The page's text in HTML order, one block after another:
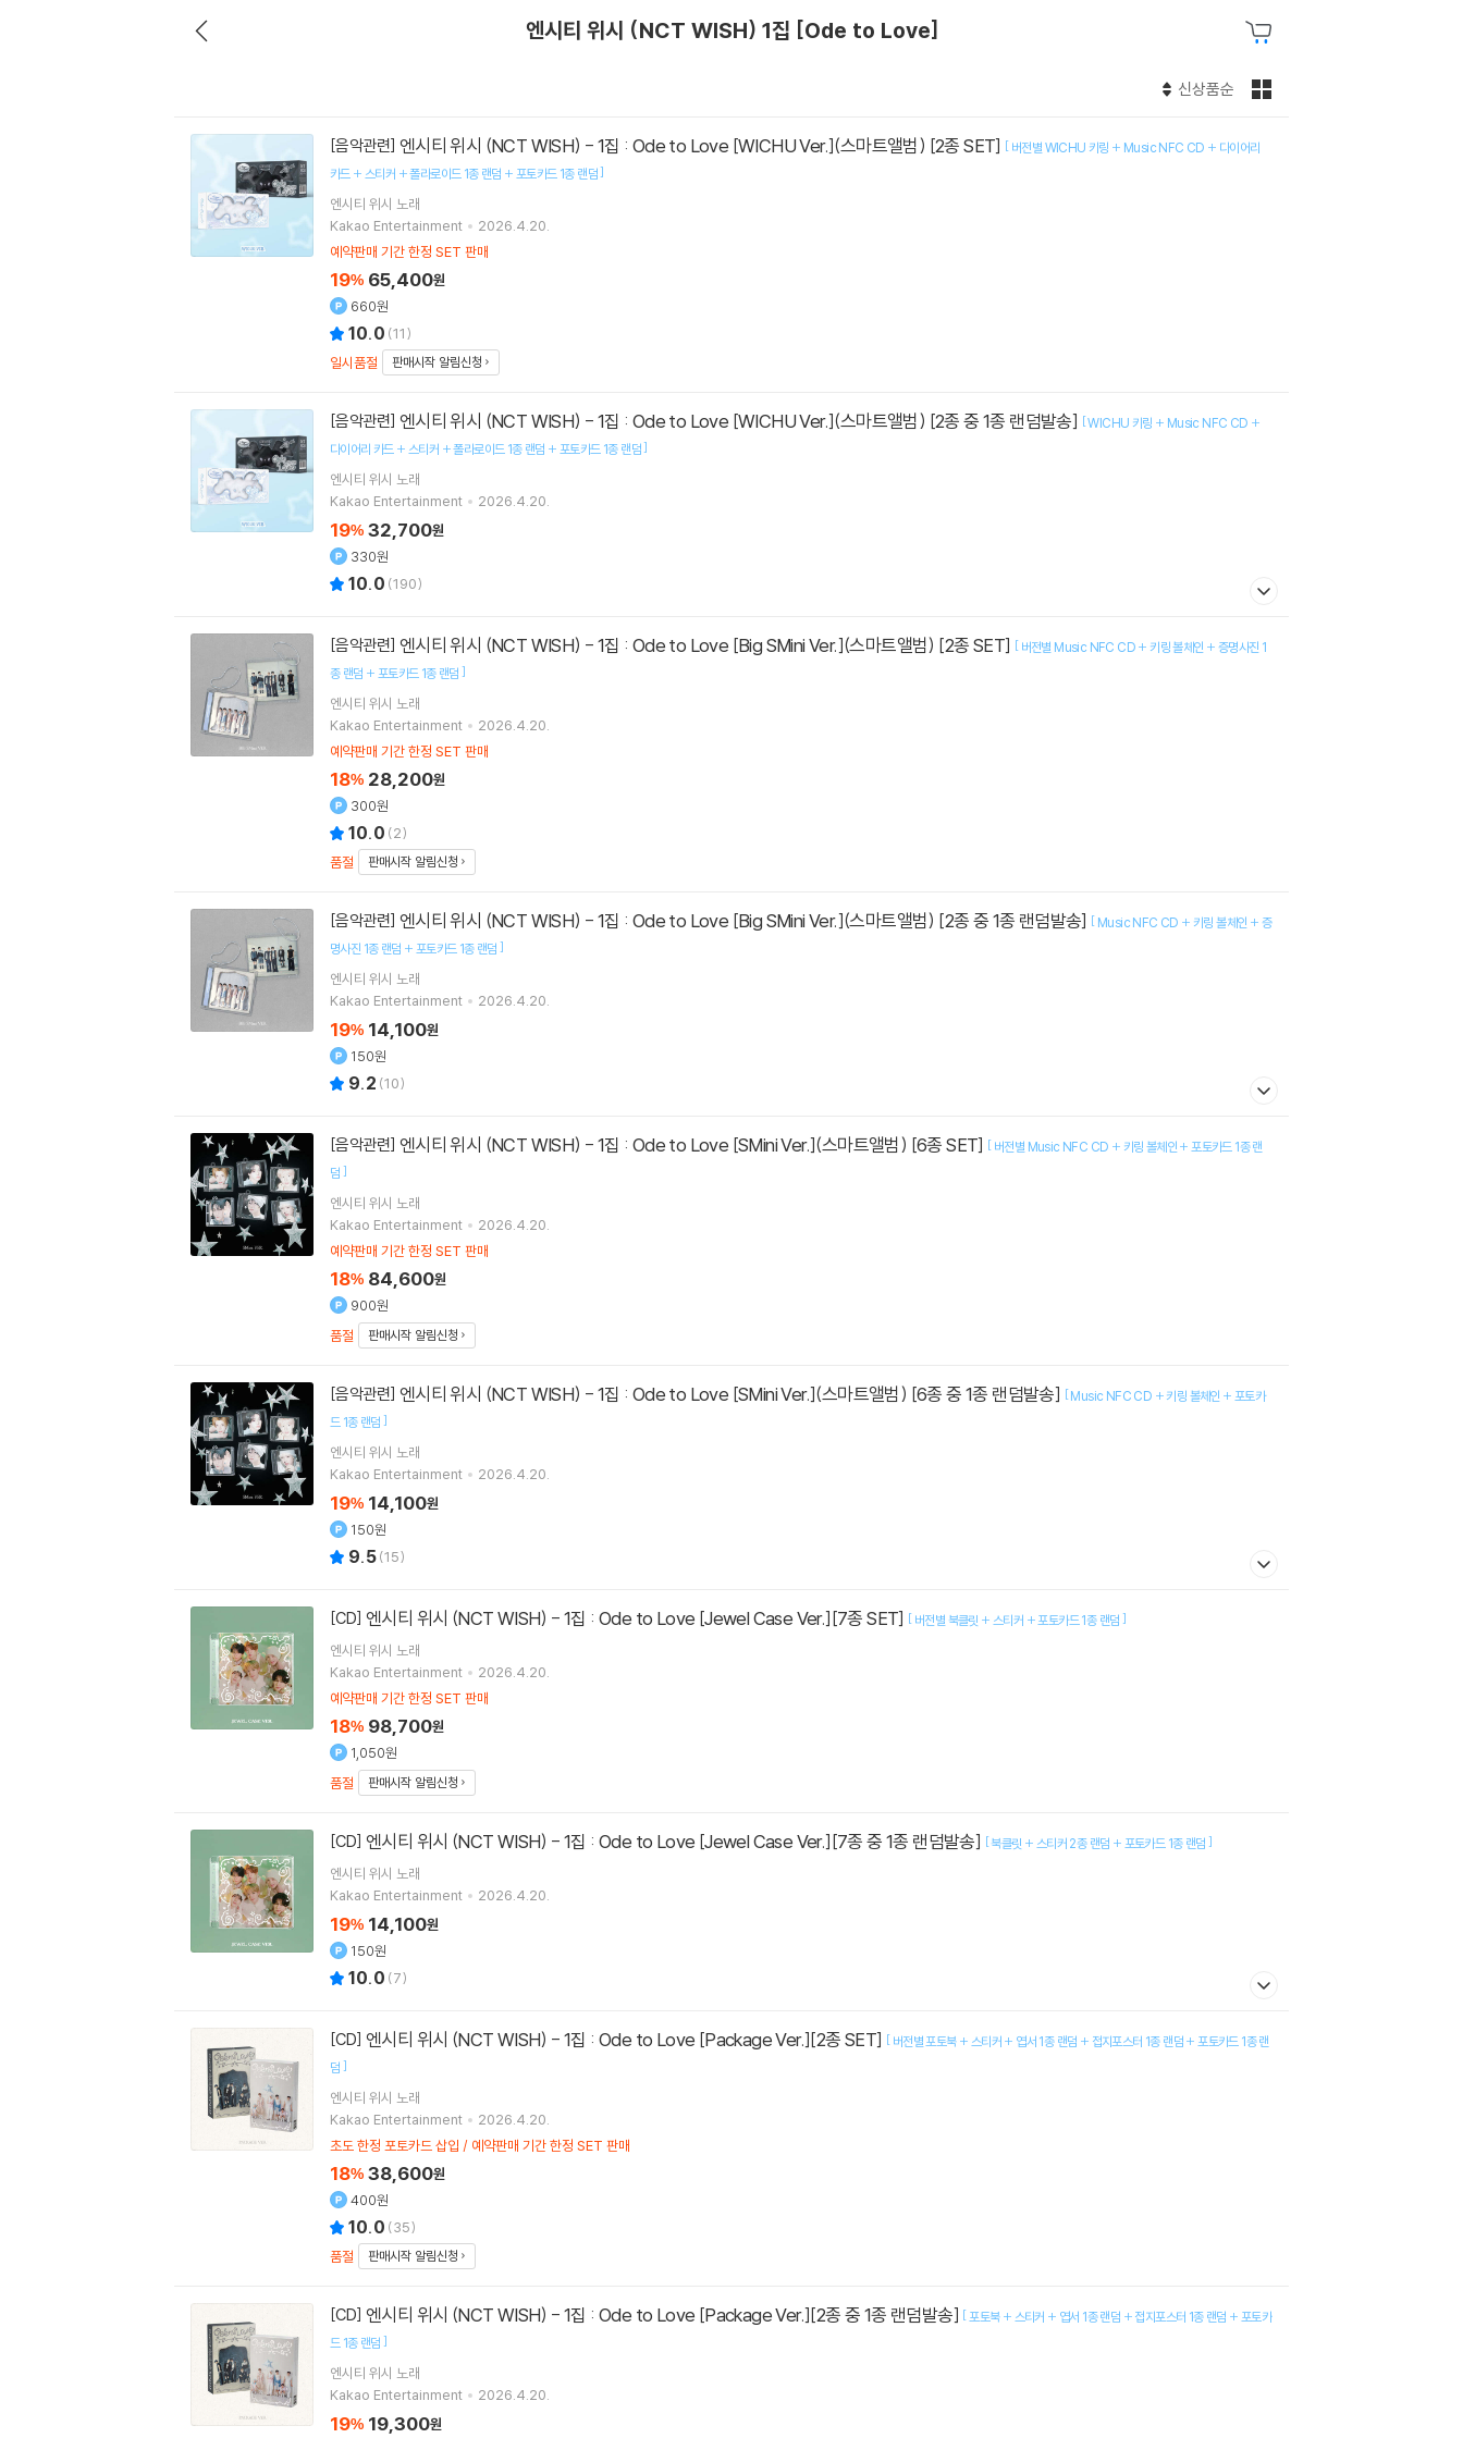
엔시티 위시 (NCT WISH) 1집 [Ode to Love]
신상품순
[음악관련] 엔시티 위시 (NCT WISH) - 1집 : Ode to Love [WICHU Ver.](스마트앨범) [2종 SET] [ 버전별 WICHU 키링 + Music NFC CD + 다이어리
카드 + 스티커 + 폴라로이드 1종 랜덤 + 포토카드 1종 랜덤]
엔시티 위시 노래
Kakao Entertainment
2026.4.20.
예약판매 기간 한정 SET 판매
19% 65,400원
660원
10.0 (11)
일시품절
판매시작 알림신청
[음악관련] 엔시티 위시 (NCT WISH) - 1집 : Ode to Love [WICHU Ver.](스마트앨범) [2종 중 1종 랜덤발송] [WICHU 키링 + Music NFC CD +
다이어리 카드 + 스티커 + 폴라로이드 1종 랜덤 + 포토카드 1종 랜덤]
엔시티 위시 노래
Kakao Entertainment
2026.4.20.
19% 32,700원
330원
10.0 (190)
[음악관련] 엔시티 위시 (NCT WISH) - 1집 : Ode to Love [Big SMini Ver.](스마트앨범) [2종 SET] [ 버전별 Music NFC CD + 키링 볼체인 + 증명사진 1
종 랜덤 + 포토카드 1종 랜덤 ]
엔시티 위시 노래
Kakao Entertainment
2026.4.20.
예약판매 기간 한정 SET 판매
18% 28,200원
300원
10.0 (2)
품절
판매시작 알림신청
[음악관련] 엔시티 위시 (NCT WISH) - 1집 : Ode to Love [Big SMini Ver.](스마트앨범) [2종 중 1종 랜덤발송] [ Music NFC CD + 키링 볼체인 + 증
명사진 1종 랜덤 + 포토카드 1종 랜덤 ]
엔시티 위시 노래
Kakao Entertainment
2026.4.20.
19% 14,100원
150원
9.2 (10)
[음악관련] 엔시티 위시 (NCT WISH) - 1집 : Ode to Love [SMini Ver.](스마트앨범) [6종 SET] [ 버전별 Music NFC CD + 키링 볼체인 + 포토카드 1종 랜
덤 ]
엔시티 위시 노래
Kakao Entertainment
2026.4.20.
예약판매 기간 한정 SET 판매
18% 84,600원
900원
품절
판매시작 알림신청
[음악관련] 엔시티 위시 (NCT WISH) - 1집 : Ode to Love [SMini Ver.](스마트앨범) [6종 중 1종 랜덤발송] [Music NFC CD + 키링 볼체인 + 포토카
드 1종 랜덤 ]
엔시티 위시 노래
Kakao Entertainment
2026.4.20.
19% 14,100원
150원
9.5(15)
[CD] 엔시티 위시 (NCT WISH) - 1집 : Ode to Love [Jewel Case Ver.][7종 SET] [ 버전별 북클릿 + 스티커 + 포토카드 1종 랜덤 ]
엔시티 위시 노래
Kakao Entertainment
2026.4.20.
예약판매 기간 한정 SET 판매
18% 98,700원
1,050원
품절
판매시작 알림신청
[CD] 엔시티 위시 (NCT WISH) - 1집 : Ode to Love [Jewel Case Ver.][7종 중 1종 랜덤발송] [북클릿 + 스티커 2종 랜덤 + 포토카드 1종 랜덤 ]
엔시티 위시 노래
Kakao Entertainment
2026.4.20.
19% 14,100원
150원
10.0 (7)
[CD] 엔시티 위시 (NCT WISH) - 1집 : Ode to Love [Package Ver.][2종 SET] [ 버전별 포토북 + 스티커 + 엽서 1종 랜덤 + 접지포스터 1종 랜덤 + 포토카드 1종 랜
덤 ]
엔시티 위시 노래
Kakao Entertainment
2026.4.20.
초도 한정 포토카드 삽입 / 예약판매 기간 한정 SET 판매
18% 38,600원
400원
10.0 (35)
품절
판매시작 알림신청
[CD] 엔시티 위시 (NCT WISH) - 1집 : Ode to Love [Package Ver.][2종 중 1종 랜덤발송] [포토북 + 스티커 + 엽서 1종 랜덤 + 접지포스터 1종 랜덤 + 포토카
드 1종 랜덤 ]
엔시티 위시 노래
Kakao Entertainment
2026.4.20.
19% 19,300원